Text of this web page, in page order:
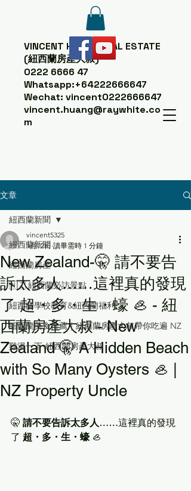
VINCENT HUANGREAL ESTATE
(紐西蘭房產大叔)
0222 6666 47
Whatsapp:+64222666647
Wechat: vincent0222666647
vincent.huang@raywhite.co
m
文章
紐西蘭新聞
紐西蘭房產
🇳🇿 紐西蘭必訪景點
紐西蘭學校教育&紐西蘭福利
紐西蘭美食推薦｜紐西蘭房產大叔帶你吃遍 NZ
雞湯一下-紐西蘭房產大叔
紐西蘭新聞
New Zealand-🤫 請不要告
訴太多人……這裡真的發現
了 超・多・生・蠔 🦪 - 紐
西蘭房產大叔 - New
Zealand 🤫 A Hidden Beach
with So Many Oysters 🦪 |
NZ Property Uncle
vincent5325
1月12日 讀畢需時 1 分鐘
🤫 請不要告訴太多人……這裡真的發現
了 超・多・生・蠔 🦪